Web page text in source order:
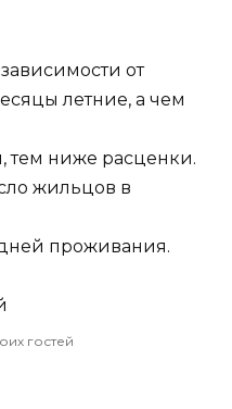
от
летние, а чем
тем ниже расценки.
жильцов в
проживания.
гостей